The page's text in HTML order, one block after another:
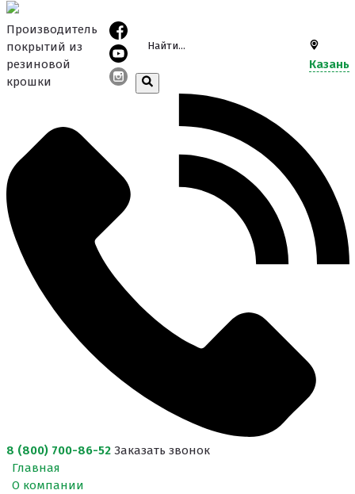
Производитель
покрытий из
резиновой
крошки
Казань
8 (800) 700-86-52 Заказать звонок
Главная
О компании